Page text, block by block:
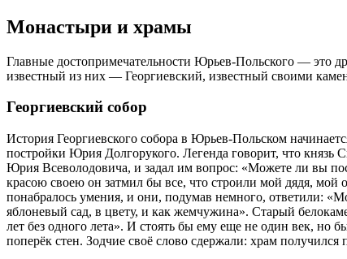
Монастыри и храмы
Главные достопримечательности Юрьев-Польского — это
известный из них — Георгиевский, известный своими
Георгиевский собор
История Георгиевского собора в Юрьев-Польском
постройки Юрия Долгорукого. Легенда говорит, что князь
Юрия Всеволодовича, и задал им вопрос: «Можете ли вы
красою сво­ею он затмил бы все, что строили мой дядя, мой
понабралось умения, и они, подумав немного, ответили:
яблоневый сад, в цвету, и как жемчужина». Старый
лет без одного лета». И стоять бы ему еще не один век, но
поперёк стен. Зодчие своё слово сдержали: храм